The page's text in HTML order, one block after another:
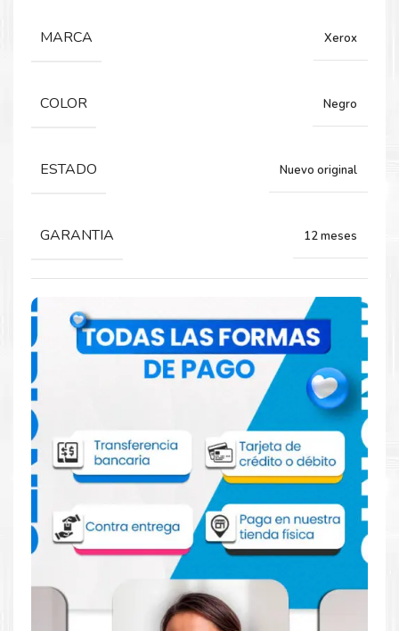
C400, C405.
Comprar Toner Xerox 106R03508 Negro
para impresoras C400 C405
Aprovecha nuestra experiencia y atención para adquirir tus
productos. Tenemos promociones todos los dias. Escríbenos o
visítanos hoy para encontrar la solución perfecta para tu
impresora
Xerox, como el
Toner Xerox 106R03508 Negro
para impresoras C400 C405
Dónde comprar Toner para impresoras
C400 C405 en Lima o para provincia
Tienda autorizada por Xerox. Descubre la mejor manera de
abastecerte de
Toner Xerox 106R03508 Negro para
MARCA Xerox
COLOR Negro
ESTADO Nuevo original
GARANTIA 12 meses